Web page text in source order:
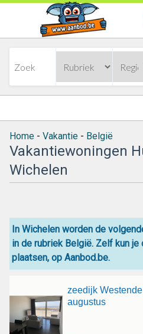
Home - Vakantie - België
Vakantiewoningen
Wichelen
In Wichelen worden de
in de rubriek België. Zelf kun
plaatsen, op Aanbod.be.
zeedijk
augustus